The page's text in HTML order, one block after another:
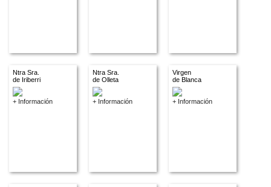
Ntra Sra.
de Iriberri
+ Información
Ntra Sra.
de Olleta
+ Información
Virgen
de Blanca
+ Información